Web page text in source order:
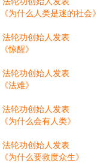
《为什么人类是迷的社会》
法轮功创始人发表
《惊醒》
法轮功创始人发表
《法难》
法轮功创始人发表
《为什么会有人类》
法轮功创始人发表
《为什么要救度众生》